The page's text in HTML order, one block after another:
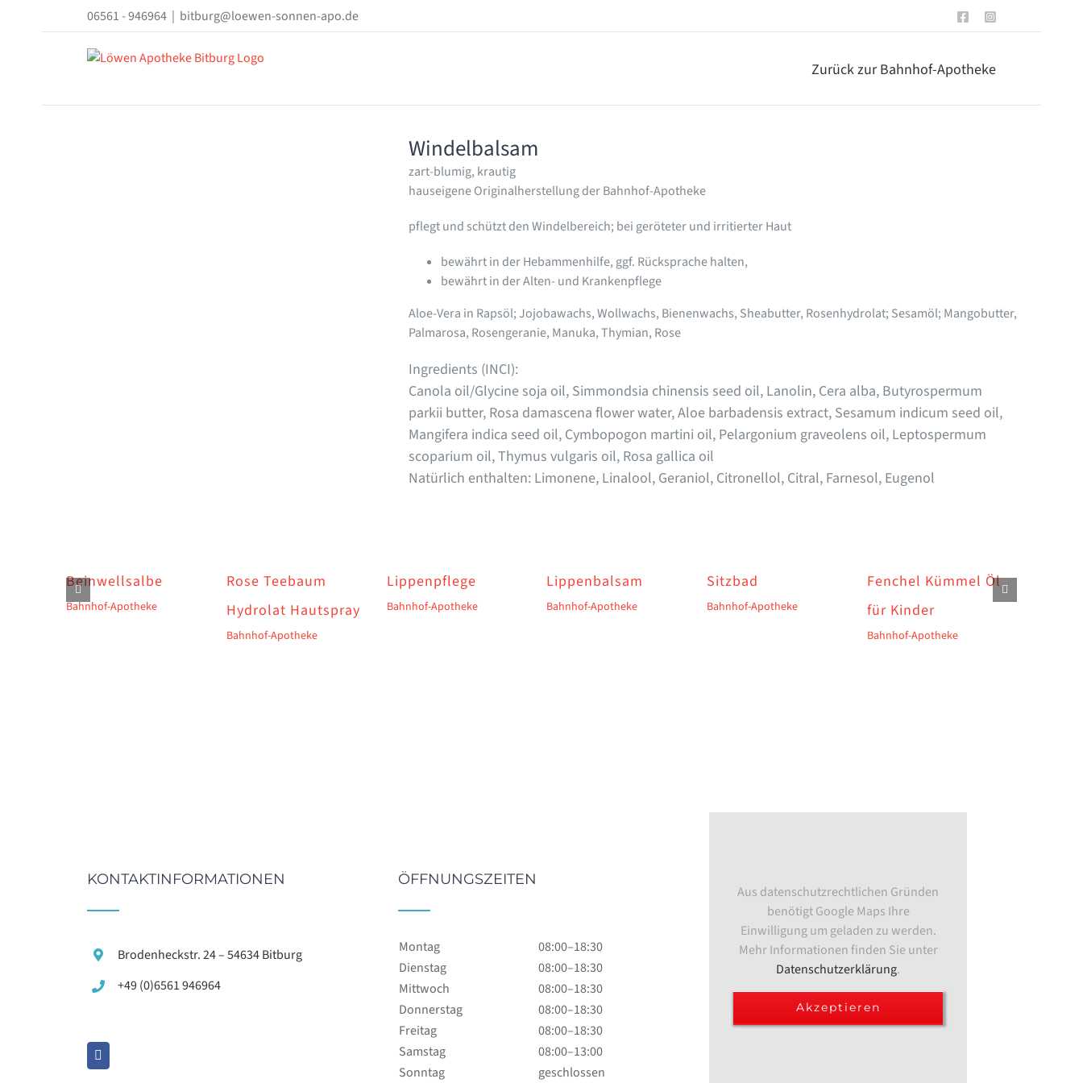
06561 - 946964 | bitburg@loewen-sonnen-apo.de FacebookInstagram
Zurück zur Bahnhof-Apotheke
Windelbalsam
zart-blumig, krautig
hauseigene Originalherstellung der Bahnhof-Apotheke
pflegt und schützt den Windelbereich; bei geröteter und irritierter Haut
bewährt in der Hebammenhilfe, ggf. Rücksprache halten,
bewährt in der Alten- und Krankenpflege
Aloe-Vera in Rapsöl; Jojobawachs, Wollwachs, Bienenwachs, Sheabutter, Rosenhydrolat; Sesamöl; Mangobutter,
Palmarosa, Rosengeranie, Manuka, Thymian, Rose
Ingredients (INCI):
Canola oil/Glycine soja oil, Simmondsia chinensis seed oil, Lanolin, Cera alba, Butyrospermum
parkii butter, Rosa damascena flower water, Aloe barbadensis extract, Sesamum indicum seed oil,
Mangifera indica seed oil, Cymbopogon martini oil, Pelargonium graveolens oil, Leptospermum
scoparium oil, Thymus vulgaris oil, Rosa gallica oil
Natürlich enthalten: Limonene, Linalool, Geraniol, Citronellol, Citral, Farnesol, Eugenol
Beinwellsalbe
Bahnhof-Apotheke
Rose Teebaum
Hydrolat Hautspray
Bahnhof-Apotheke
Lippenpflege
Bahnhof-Apotheke
Lippenbalsam
Bahnhof-Apotheke
Sitzbad
Bahnhof-Apotheke
Fenchel Kümmel Öl
für Kinder
Bahnhof-Apotheke
KONTAKTINFORMATIONEN
Brodenheckstr. 24 – 54634 Bitburg
+49 (0)6561 946964
ÖFFNUNGSZEITEN
Montag
08:00–18:30
Dienstag
08:00–18:30
Mittwoch
08:00–18:30
Donnerstag
08:00–18:30
Freitag
08:00–18:30
Samstag
08:00–13:00
Sonntag
geschlossen
Aus datenschutzrechtlichen Gründen
benötigt Google Maps Ihre
Einwilligung um geladen zu werden.
Mehr Informationen finden Sie unter
Datenschutzerklärung.
Akzeptieren